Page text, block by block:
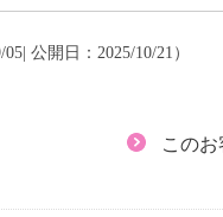
公開日：2025/10/21）
この